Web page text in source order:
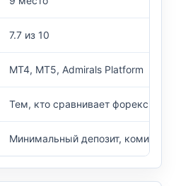
7.7 из 10
MT4, MT5, Admirals Platform
Тем, кто сравнивает форекс и
Минимальный депозит, комиссию